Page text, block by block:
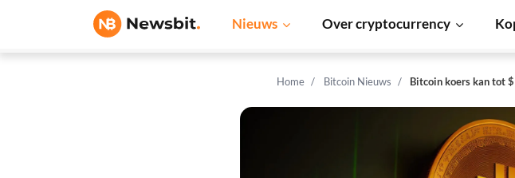
Nieuws Over cryptocurrency
Home Bitcoin Nieuws Bitcoin koers kan tot